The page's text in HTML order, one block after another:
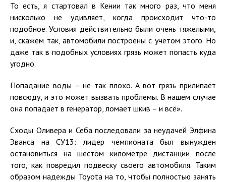
То есть, я стартовал в Кении так много раз, что меня
нисколько не удивляет, когда происходит что-то
подобное. Условия действительно были очень тяжелыми,
и, скажем так, автомобили построены с учетом этого. Но
даже так в подобных условиях грязь может попасть куда
угодно.
Попадание воды – не так плохо. А вот грязь прилипает
повсюду, и это может вызвать проблемы. В нашем случае
она попадает в генератор, ломает шкив – и всё».
Сходы Оливера и Себа последовали за неудачей Элфина
Эванса на СУ13: лидер чемпионата был вынужден
остановиться на шестом километре дистанции после
того, как повредил подвеску своего автомобиля. Таким
образом надежды Toyota на то, чтобы полностью занять